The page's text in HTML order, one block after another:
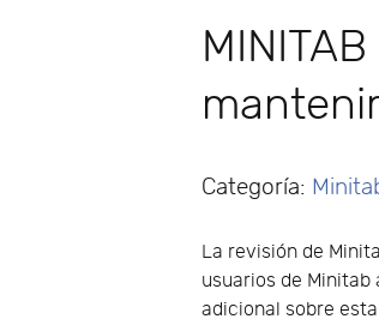
Categoría:
La revisión de
usuarios de
adicional sobre